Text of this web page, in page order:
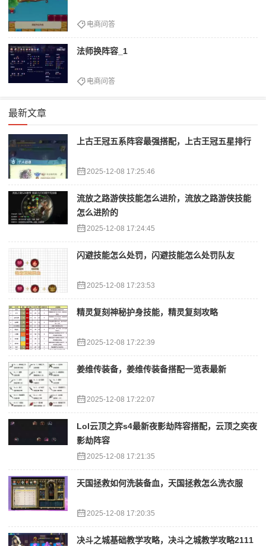
电商问答
法师换阵容_1
电商问答
最新文章
上古王冠五系阵容最强搭配，上古王冠五星排行
2025-12-08 17:25:46
流放之路游侠技能怎么进阶，流放之路游侠技能
怎么进阶的
2025-12-08 17:24:45
闪避技能怎么处罚，闪避技能怎么处罚队友
2025-12-08 17:23:53
精灵复刻神秘护身技能，精灵复刻攻略
2025-12-08 17:22:39
姜维传装备，姜维传装备搭配一览表最新
2025-12-08 17:22:07
Lol云顶之弈s4最新夜影劫阵容搭配，云顶之奕夜
影劫阵容
2025-12-08 17:21:35
天国拯救如何洗装备血，天国拯救怎么洗衣服
2025-12-08 17:20:35
决斗之城基础教学攻略，决斗之城教学攻略2111